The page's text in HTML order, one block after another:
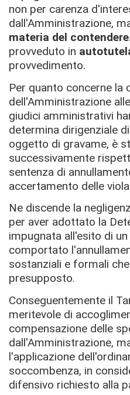
non per carenza
dall'Amministrazione,
materia del
provveduto in
provvedimento.
Per quanto concerne la
dell'Amministrazione alle
giudici amministrativi
determina dirigenziale
oggetto di gravame, è
successivamente
sentenza di
accertamento delle
Ne discende la
per aver adottato la
impugnata all'esito di
comportato
sostanziali e formali
presupposto.
Conseguentemente il
meritevole di
compensazione delle
dall'Amministrazione,
l'applicazione
soccombenza, in
difensivo richiesto alla